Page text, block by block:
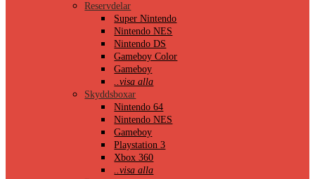
Reservdelar
Super Nintendo
Nintendo NES
Nintendo DS
Gameboy Color
Gameboy
..visa alla
Skyddsboxar
Nintendo 64
Nintendo NES
Gameboy
Playstation 3
Xbox 360
..visa alla